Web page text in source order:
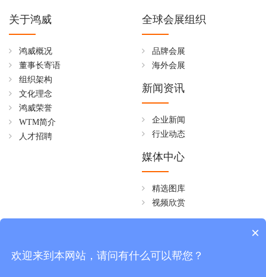
关于鸿威
鸿威概况
董事长寄语
组织架构
文化理念
鸿威荣誉
WTM简介
人才招聘
全球会展组织
品牌会展
海外会展
新闻资讯
企业新闻
行业动态
媒体中心
精选图库
视频欣赏
周一至周五 08:30~18:00
×
欢迎来到本网站，请问有什么可以帮您？